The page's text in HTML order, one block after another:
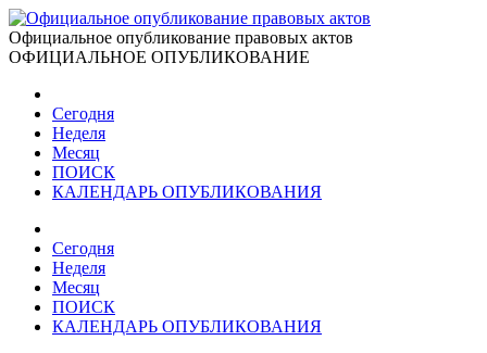
Официальное опубликование правовых актов
ОФИЦИАЛЬНОЕ ОПУБЛИКОВАНИЕ
Сегодня
Неделя
Месяц
ПОИСК
КАЛЕНДАРЬ ОПУБЛИКОВАНИЯ
Сегодня
Неделя
Месяц
ПОИСК
КАЛЕНДАРЬ ОПУБЛИКОВАНИЯ